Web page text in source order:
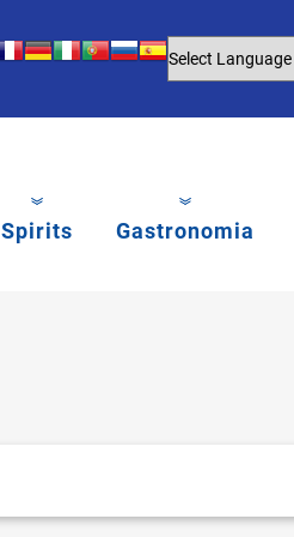
Spirits Gastronomia